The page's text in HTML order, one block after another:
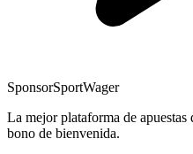
SponsorSportWager
La mejor plataforma de
bono de bienvenida.